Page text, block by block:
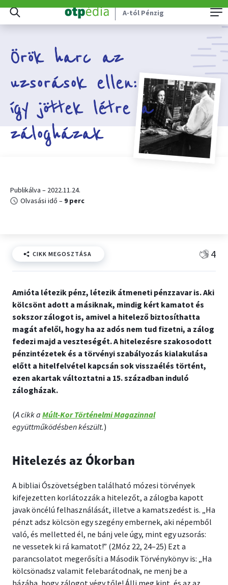
A-tól Pénzig
Örök harc az
uzsorások ellen:
így jöttek létre a
zálogházak
Publikálva – 2022.11.24.
Olvasási idő – 9 perc
CIKK MEGOSZTÁSA 4
Amióta létezik pénz, létezik átmeneti pénzzavar is. Aki
kölcsönt adott a másiknak, mindig kért kamatot és
sokszor zálogot is, amivel a hitelező biztosíthatta
magát afelől, hogy ha az adós nem tud fizetni, a zálog
fedezi majd a veszteségét. A hitelezésre szakosodott
pénzintézetek és a törvényi szabályozás kialakulása
előtt a hitelfelvétel kapcsán sok visszaélés történt,
ezen akartak változtatni a 15. században induló
zálogházak.
(A cikk a Múlt-Kor Történelmi Magazinnal
együttműködésben készült.)
Hitelezés az Ókorban
A bibliai Ószövetségben található mózesi törvények
kifejezetten korlátozzák a hitelezőt, a zálogba kapott
javak öncélú felhasználását, illetve a kamatszedést is. „Ha
pénzt adsz kölcsön egy szegény embernek, aki népemből
való, és melletted él, ne bánj vele úgy, mint egy uzsorás:
ne vessetek ki rá kamatot!” (2Móz 22, 24–25) Ezt a
parancsolatot megerősíti a Második Törvénykönyv is: „Ha
kölcsönadsz valamit felebarátodnak, ne menj be a
házába, hogy zálogot végy tőle! Állj meg kint, és az az